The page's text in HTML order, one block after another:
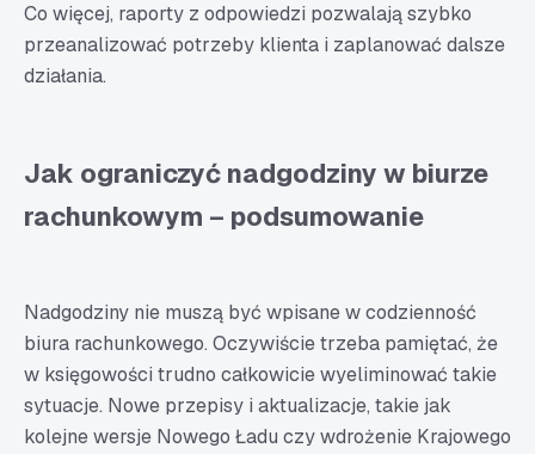
Co więcej, raporty z odpowiedzi pozwalają szybko
przeanalizować potrzeby klienta i zaplanować dalsze
działania.
Jak ograniczyć nadgodziny w biurze
rachunkowym – podsumowanie
Nadgodziny nie muszą być wpisane w codzienność
biura rachunkowego. Oczywiście trzeba pamiętać, że
w księgowości trudno całkowicie wyeliminować takie
sytuacje. Nowe przepisy i aktualizacje, takie jak
kolejne wersje Nowego Ładu czy wdrożenie Krajowego